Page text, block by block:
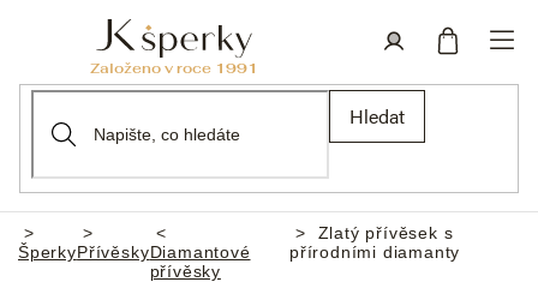
Hledat
Domů
ŠperkyPřívěskyDiamantové
přívěsky
Zlatý přívěsek s
přírodními diamanty